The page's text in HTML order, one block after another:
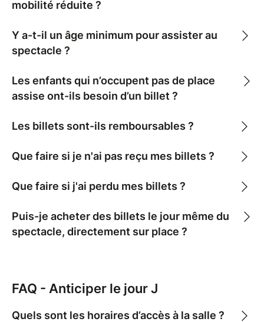
mobilité réduite ?
Y a-t-il un âge minimum pour assister au
spectacle ?
Les enfants qui n’occupent pas de place
assise ont-ils besoin d’un billet ?
Les billets sont-ils remboursables ?
Que faire si je n'ai pas reçu mes billets ?
Que faire si j'ai perdu mes billets ?
Puis-je acheter des billets le jour même du
spectacle, directement sur place ?
FAQ - Anticiper le jour J
Quels sont les horaires d’accès à la salle ?